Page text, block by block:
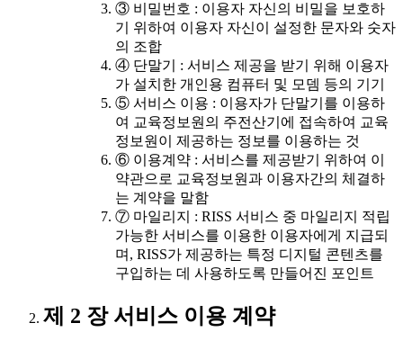
③ 비밀번호 : 이용자 자신의 비밀을 보호하
기 위하여 이용자 자신이 설정한 문자와 숫자
의 조합
④ 단말기 : 서비스 제공을 받기 위해 이용자
가 설치한 개인용 컴퓨터 및 모뎀 등의 기기
⑤ 서비스 이용 : 이용자가 단말기를 이용하
여 교육정보원의 주전산기에 접속하여 교육
정보원이 제공하는 정보를 이용하는 것
⑥ 이용계약 : 서비스를 제공받기 위하여 이
약관으로 교육정보원과 이용자간의 체결하
는 계약을 말함
⑦ 마일리지 : RISS 서비스 중 마일리지 적립
가능한 서비스를 이용한 이용자에게 지급되
며, RISS가 제공하는 특정 디지털 콘텐츠를
구입하는 데 사용하도록 만들어진 포인트
제 2 장 서비스 이용 계약